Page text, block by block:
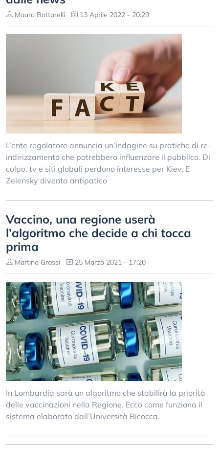
Mauro Bottarelli 13 Aprile 2022 - 20:29
L’ente regolatore annuncia un’indagine su pratiche di re-
indirizzamento che potrebbero influenzare il pubblico. Di
colpo, tv e siti globali perdono interesse per Kiev. E
Zelensky diventa antipatico
Vaccino, una regione userà
l’algoritmo che decide a chi tocca
prima
Martino Grassi 25 Marzo 2021 - 17:20
In Lombardia sarà un algoritmo che stabilirà la priorità
delle vaccinazioni nella Regione. Ecco come funziona il
sistema elaborato dall’Università Bicocca.